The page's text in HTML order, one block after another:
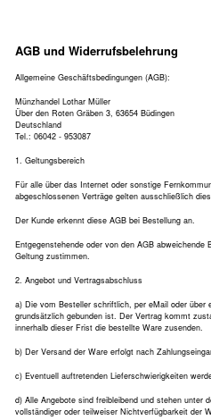
AGB und Widerrufsbelehrung
Allgemeine Geschäftsbedingungen (AGB):
Münzhandel Lothar Müller
Über den Roten Gräben 3, 63654 Büdingen
Deutschland
Tel.: 06042 - 953087
1. Geltungsbereich
Für alle über das Internet oder sonstige
abgeschlossenen Verträge gelten ausschließlich
Der Kunde erkennt diese AGB bei Bestellung an.
Entgegenstehende oder von den AGB
Geltung zustimmen.
2. Angebot und Vertragsabschluss
a) Die vom Besteller schriftlich, per eMail oder über
grundsätzlich gebunden ist. Der Vertrag kommt
innerhalb dieser Frist die bestellte Ware zusenden.
b) Der Versand der Ware erfolgt nach
c) Eventuell auftretenden Lieferschwierigkeiten
d) Alle Angebote sind freibleibend und stehen unter
vollständiger oder teilweiser Nichtverfügbarkeit der